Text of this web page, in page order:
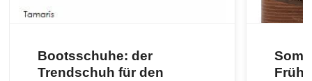
Bootsschuhe: der
Trendschuh für den